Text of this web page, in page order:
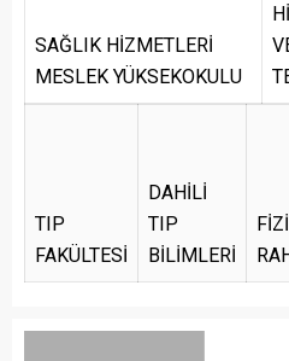
SAĞLIK HİZMETLERİ
MESLEK YÜKSEKOKULU
TIP
FAKÜLTESİ
DAHİLİ
TIP
BİLİMLERİ